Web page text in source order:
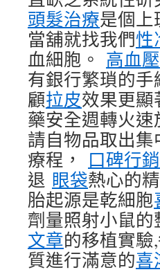
頭髮治療是個上
當舖就找我們性
血細胞。 高血壓
有銀行繁瑣的手
顧拉皮效果更顯
藥安全週轉火
請自物品取出集
療程， 口碑行銷
退 眼袋熱心的
胎起源是乾細胞
劑量照射小鼠的
文章的移植實
質進行滿意的喜